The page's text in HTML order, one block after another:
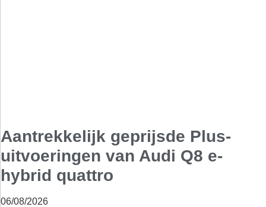
Aantrekkelijk geprijsde Plus-
uitvoeringen van Audi Q8 e-
hybrid quattro
06/08/2026